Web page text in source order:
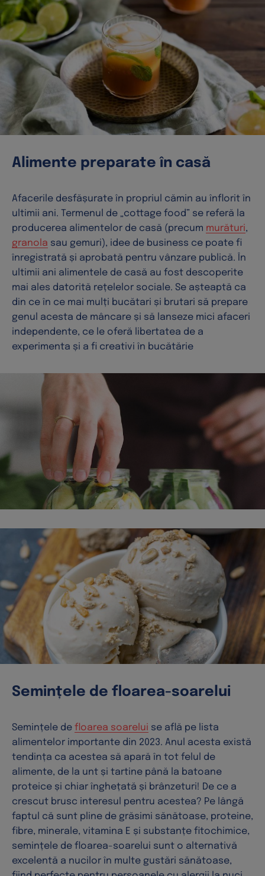
Alimente preparate în casă
Afacerile desfășurate în propriul cămin au înflorit în
ultimii ani. Termenul de „cottage food” se referă la
producerea alimentelor de casă (precum murături,
granola sau gemuri), idee de business ce poate fi
înregistrată și aprobată pentru vânzare publică. În
ultimii ani alimentele de casă au fost descoperite
mai ales datorită rețelelor sociale. Se așteaptă ca
din ce în ce mai mulți bucătari și brutari să prepare
genul acesta de mâncare și să lanseze mici afaceri
independente, ce le oferă libertatea de a
experimenta și a fi creativi în bucătărie
Semințele de floarea-soarelui
Semințele de floarea soarelui se află pe lista
alimentelor importante din 2023. Anul acesta există
tendința ca acestea să apară în tot felul de
alimente, de la unt și tartine până la batoane
proteice și chiar înghețată și brânzeturi! De ce a
crescut brusc interesul pentru acestea? Pe lângă
faptul că sunt pline de grăsimi sănătoase, proteine,
fibre, minerale, vitamina E și substanțe fitochimice,
semințele de floarea-soarelui sunt o alternativă
excelentă a nucilor în multe gustări sănătoase,